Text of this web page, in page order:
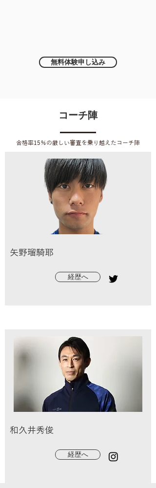
無料体験申し込み
コーチ陣
​合格率15％の厳しい審査を乗り越えた コーチ陣
矢野瑠騎耶
経歴へ
​和久井秀俊
経歴へ